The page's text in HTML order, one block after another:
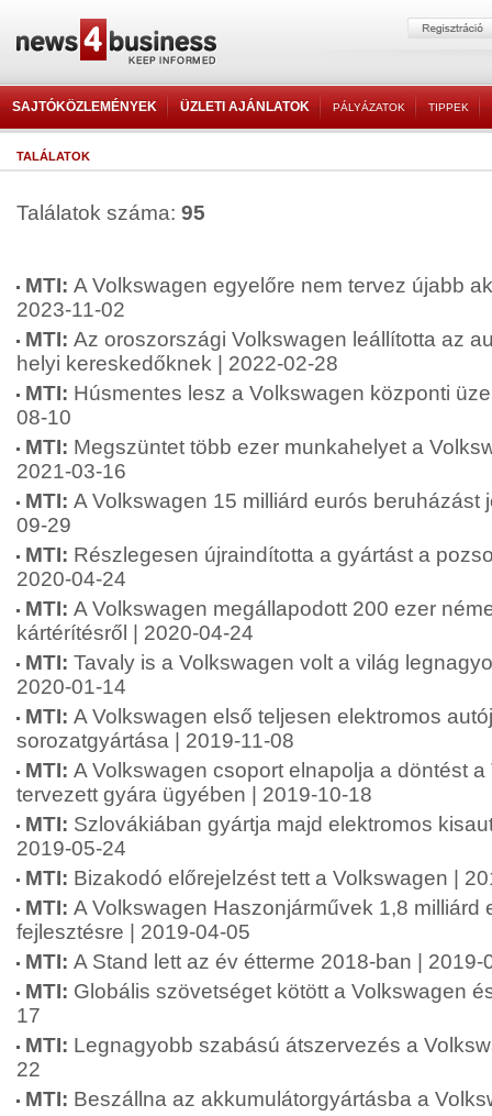
SAJTÓKÖZLEMÉNYEK ÜZLETI AJÁNLATOK PÁLYÁZATOK TIPPEK
TALÁLATOK
Találatok száma: 95
MTI: A Volkswagen egyelőre nem tervez újabb
2023-11-02
MTI: Az oroszországi Volkswagen leállította az
helyi kereskedőknek | 2022-02-28
MTI: Húsmentes lesz a Volkswagen központi
08-10
MTI: Megszüntet több ezer munkahelyet a
2021-03-16
MTI: A Volkswagen 15 milliárd eurós beruházást
09-29
MTI: Részlegesen újraindította a gyártást a
2020-04-24
MTI: A Volkswagen megállapodott 200 ezer
kártérítésről | 2020-04-24
MTI: Tavaly is a Volkswagen volt a világ
2020-01-14
MTI: A Volkswagen első teljesen elektromos
sorozatgyártása | 2019-11-08
MTI: A Volkswagen csoport elnapolja a döntést
tervezett gyára ügyében | 2019-10-18
MTI: Szlovákiában gyártja majd elektromos
2019-05-24
MTI: Bizakodó előrejelzést tett a Volkswagen |
MTI: A Volkswagen Haszonjárművek 1,8 milliárd
fejlesztésre | 2019-04-05
MTI: A Stand lett az év étterme 2018-ban | 2019-
MTI: Globális szövetséget kötött a Volkswagen
17
MTI: Legnagyobb szabású átszervezés a
22
MTI: Beszállna az akkumulátorgyártásba a